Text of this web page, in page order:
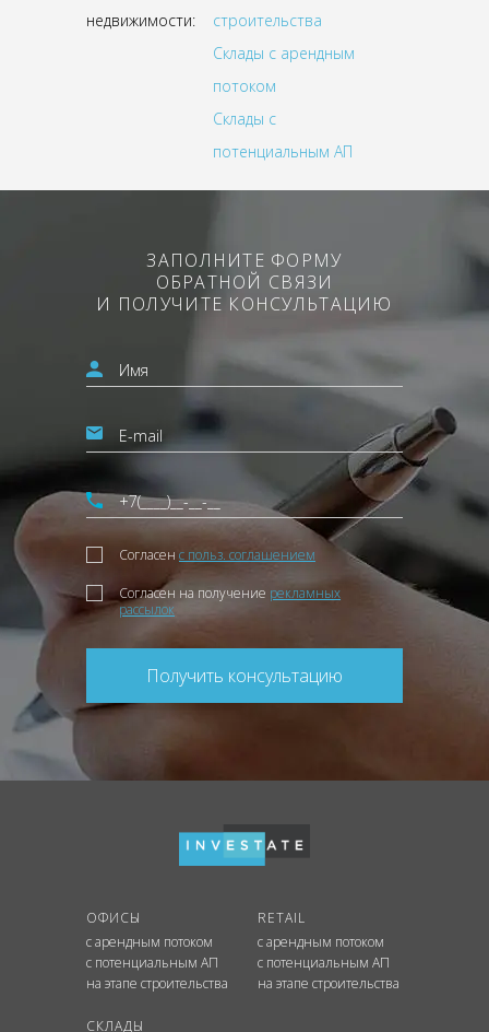
недвижимости:
строительства
Склады с арендным
потоком
Склады с
потенциальным АП
ЗАПОЛНИТЕ ФОРМУ
ОБРАТНОЙ СВЯЗИ
И ПОЛУЧИТЕ КОНСУЛЬТАЦИЮ
Согласен с польз. соглашением
Согласен на получение рекламных
рассылок
Получить консультацию
ОФИСЫ
с арендным потоком
с потенциальным АП
на этапе строительства
RETAIL
с арендным потоком
с потенциальным АП
на этапе строительства
СКЛАДЫ